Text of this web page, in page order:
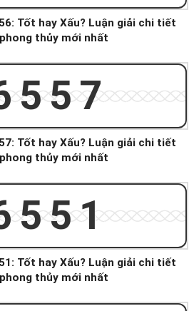
Tốt hay Xấu? Luận giải chi tiết
thủy mới nhất
Tốt hay Xấu? Luận giải chi tiết
thủy mới nhất
Tốt hay Xấu? Luận giải chi tiết
thủy mới nhất